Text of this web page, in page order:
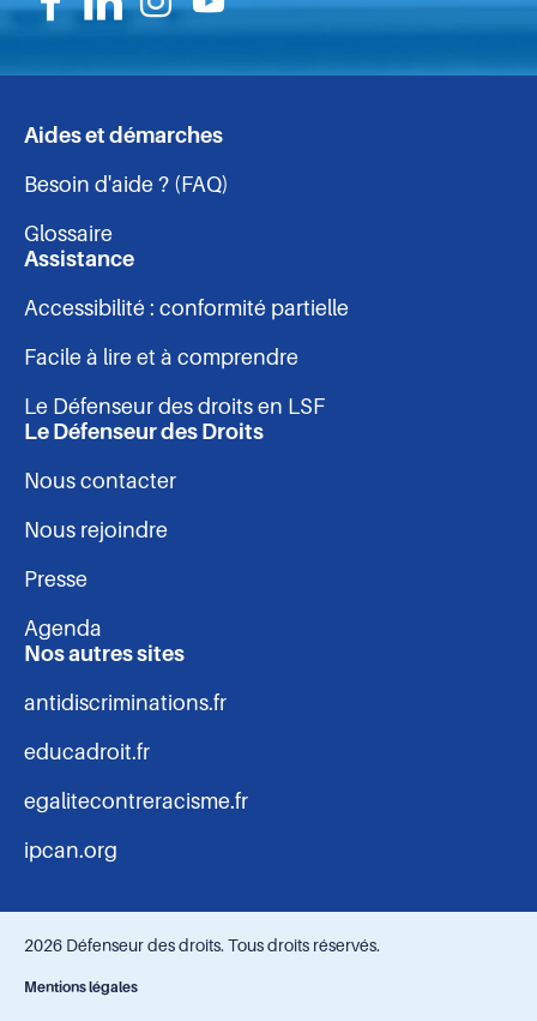
Suivez-
nous
sur
Suivez-
nous
sur
Suivez-
nous
sur
Suivez-
nous
Navigation
-
pied
de
page
Aides et démarches
Besoin d'aide ? (FAQ)
Glossaire
Assistance
Accessibilité : conformité partielle
Facile à lire et à comprendre
Le Défenseur des droits en LSF
Le Défenseur des Droits
Nous contacter
Nous rejoindre
Presse
Agenda
Nos autres sites
antidiscriminations.fr
educadroit.fr
egalitecontreracisme.fr
ipcan.org
2026 Défenseur des droits. Tous droits réservés.
Navigation
Mentions légales